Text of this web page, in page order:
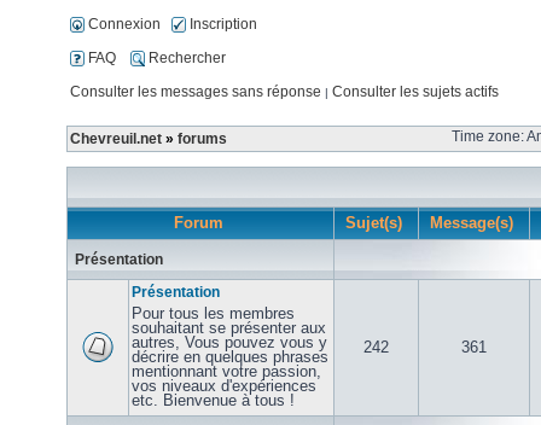
Connexion
Inscription
FAQ
Rechercher
Consulter les messages sans réponse | Consulter les sujets actifs
Chevreuil.net » forums Time zone:
Forum Sujet(s) Message(s)
Présentation
Présentation
Pour tous les membres
souhaitant se présenter aux
autres, Vous pouvez vous y
décrire en quelques phrases
mentionnant votre passion,
vos niveaux d'expériences
etc. Bienvenue à tous !
242 361